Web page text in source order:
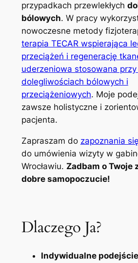
przypadkach przewlekłych
bólowych. W pracy
nowoczesne metody
terapia TECAR wspierająca
przeciążeń i regenerację
uderzeniowa stosowana
dolegliwościach bólowych i
przeciążeniowych. Moje
zawsze holistyczne i
pacjenta.
Zapraszam do zapoznania
do umówienia wizyty w
Wrocławiu. Zadbam o Twoje
dobre samopoczucie!
Dlaczego Ja?
Indywidualne podejście